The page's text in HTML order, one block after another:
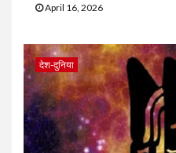
April 16, 2026
देश-दुनिया